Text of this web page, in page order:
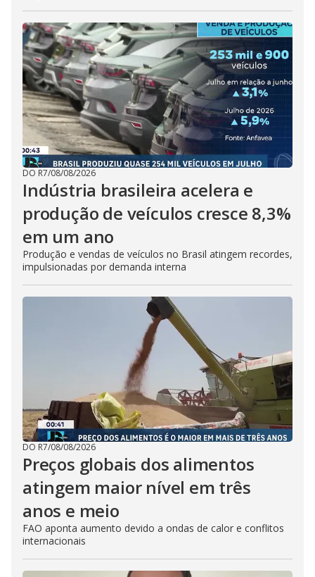
DO R7/08/08/2026
Indústria brasileira acelera e
produção de veículos cresce 8,3%
em um ano
Produção e vendas de veículos no Brasil atingem recordes,
impulsionadas por demanda interna
DO R7/08/08/2026
Preços globais dos alimentos
atingem maior nível em três
anos e meio
FAO aponta aumento devido a ondas de calor e conflitos
internacionais